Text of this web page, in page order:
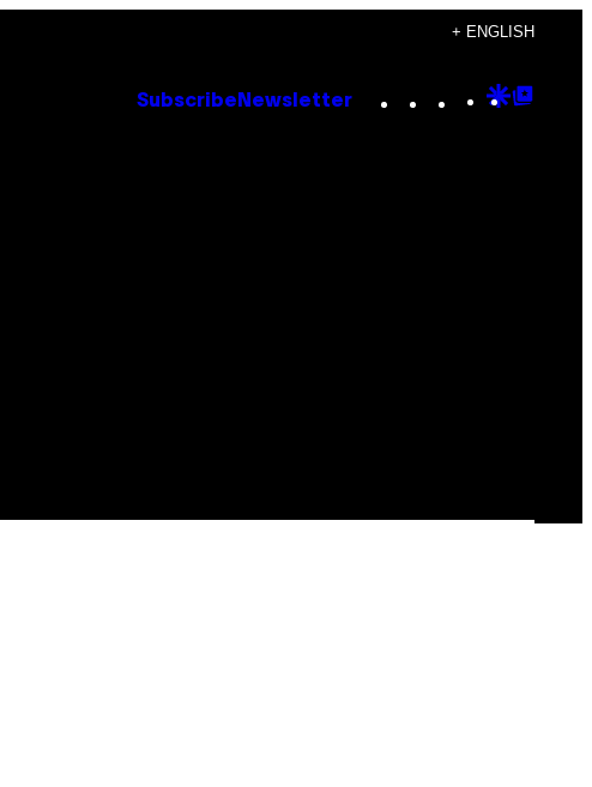
+ ENGLISH
Subscribe Newsletter Instagram
TikTok
YouTube
Google